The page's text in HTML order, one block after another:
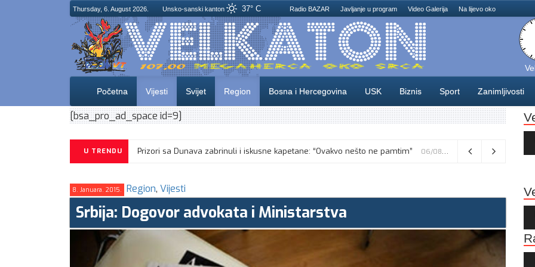
Thursday, 6. August 2026. Unsko-sanski kanton 37° C Radio BAZAR Javljanje u program Video Galerija Na lijevo oko
Početna Vijesti Svijet Region Bosna i Hercegovina USK Biznis Sport Zanimljivosti
[bsa_pro_ad_space id=9]
U TRENDU Prizori sa Dunava zabrinuli i iskusne kapetane: “Ovakvo nešto ne pamtim” 06/08/2026
Vance kaže da će pregovori s Iranom potrajati, odbacio navode o sukobu s Netanyahuom 06/08/2026
8. Januara. 2015. Region, Vijesti
Srbija: Dogovor advokata i Ministarstva